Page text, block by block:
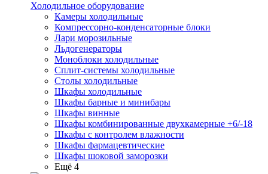
Холодильное оборудование
Камеры холодильные
Компрессорно-конденсаторные блоки
Лари морозильные
Льдогенераторы
Моноблоки холодильные
Сплит-системы холодильные
Столы холодильные
Шкафы холодильные
Шкафы барные и минибары
Шкафы винные
Шкафы комбинированные двухкамерные +6/-18
Шкафы с контролем влажности
Шкафы фармацевтические
Шкафы шоковой заморозки
Ещё 4